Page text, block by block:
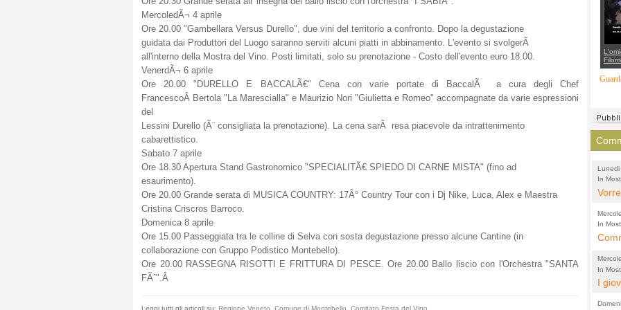
MercoledÃ¬ 4 aprile
Ore 20.00 "Gambellara Versus Durello", due vini del territorio a confronto. Dopo la degustazione
guidata dai Produttori del Luogo saranno serviti alcuni piatti in abbinamento. L'evento si svolgerÃ
all'interno della Mostra del Vino. Posti limitati, solo su prenotazione - Costo dell'evento euro 18.00.
VenerdÃ¬ 6 aprile
Ore 20.00 "DURELLO E BACCALÃ€" Cena con varie portate di BaccalÃ a cura degli Chef
FrancescoÂ Bertola "La Marescialla" e Maurizio Nori "Giulietta e Romeo" accompagnate da varie espressioni
del
Lessini Durello (Ã¨ consigliata la prenotazione). La cena sarÃ resa piacevole da intrattenimento
cabarettistico.
Sabato 7 aprile
Ore 18.30 Apertura Stand Gastronomico "SPECIALITÃ€ SPIEDO DI CARNE MISTA" (fino ad
esaurimento).
Ore 20.00 Grande serata di MUSICA COUNTRY: 17Â° Country Tour con i Dj Nike, Luca, Alex e Maestra
Cristina Criscros Barroco.
Domenica 8 aprile
Ore 15.00 Passeggiata tra le colline di Selva con sosta degustazione presso alcune Cantine (in
collaborazione con Gruppo Podistico Montebello).
Ore 20.00 RASSEGNA RISOTTI E FRITTURA DI PESCE. Ore 20.00 Ballo liscio con l'Orchestra "SANTA
FÃˆ".Â
Leggi tutti gli articoli su: Regione Veneto Comune di Montebello Comitato Festa del Vino
Lunedi
In
di
eIn
In
I